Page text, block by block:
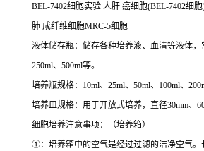
BEL-7402细胞实验 人肝 癌细胞(BEL-7402细
肺 成纤维细胞MRC-5细胞
液体储存瓶：储存各种培养液、血清等液体，
250ml、500ml等。
培养瓶规格：10ml、25ml、50ml、100ml、
培养皿规格：用于开放式培养，直径30mm、
细胞培养注意事项：（培养箱）
①：培养箱中的空气是经过过滤的洁净空气。